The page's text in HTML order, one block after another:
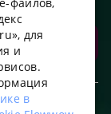
FRENCH
для
и
в